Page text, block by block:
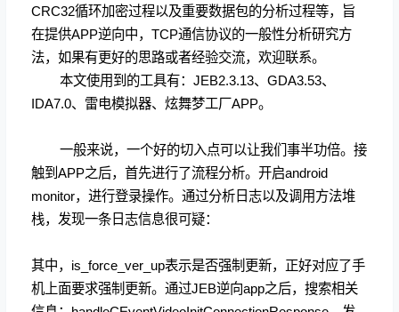
CRC32循环加密过程以及重要数据包的分析过程等，旨
在提供APP逆向中，TCP通信协议的一般性分析研究方
法，如果有更好的思路或者经验交流，欢迎联系。
本文使用到的工具有：JEB2.3.13、GDA3.53、
IDA7.0、雷电模拟器、炫舞梦工厂APP。
一般来说，一个好的切入点可以让我们事半功倍。接
触到APP之后，首先进行了流程分析。开启android
monitor，进行登录操作。通过分析日志以及调用方法堆
栈，发现一条日志信息很可疑：
其中， is_force_ver_up表示是否强制更新，正好对应了手
机上面要求强制更新。 通过JEB逆向app之后，搜索相关